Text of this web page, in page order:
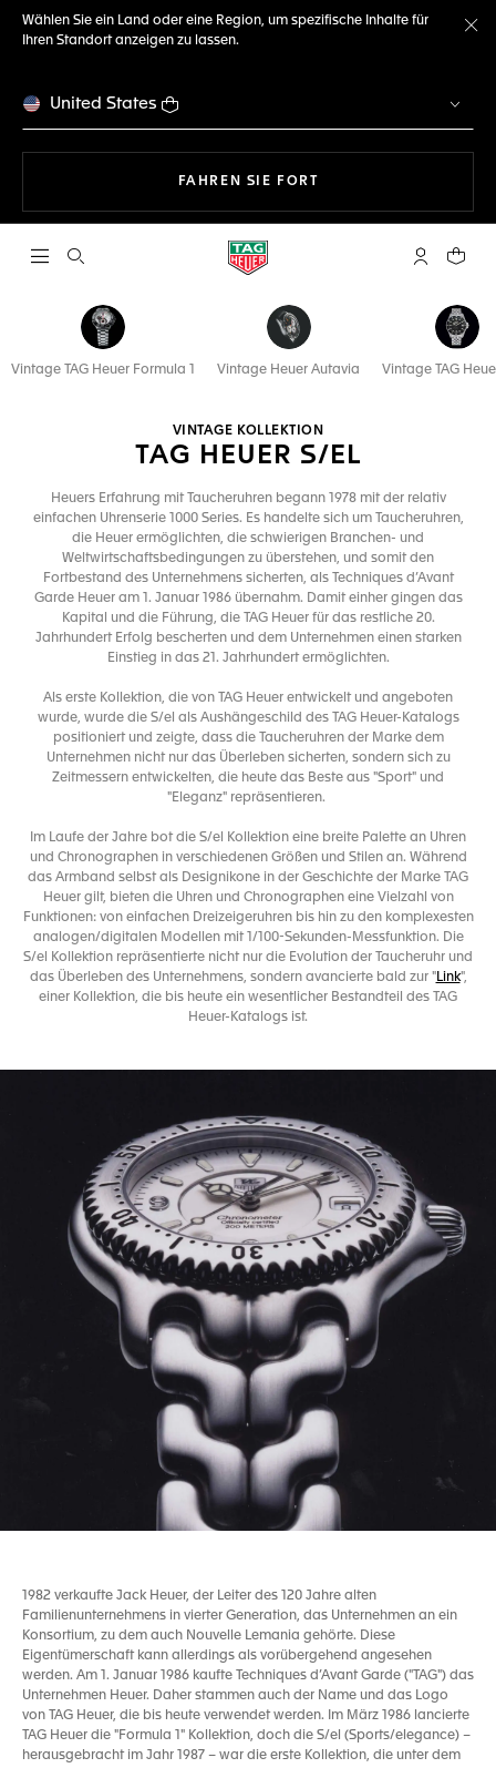
Wählen Sie ein Land oder eine Region, um spezifische Inhalte für
Ihren Standort anzeigen zu lassen.
United States
FAHREN SIE FORTMIT DER NAVIGATION
Suche öffnen My TAG
Ihr
Vintage TAG Heuer Formula 1 Vintage Heuer Autavia Vintage TAG
VINTAGE KOLLEKTION
TAG HEUER S/EL
Heuers Erfahrung mit Taucheruhren begann 1978 mit der relativ
einfachen Uhrenserie 1000 Series. Es handelte sich um Taucheruhren,
die Heuer ermöglichten, die schwierigen Branchen- und
Weltwirtschaftsbedingungen zu überstehen, und somit den
Fortbestand des Unternehmens sicherten, als Techniques d’Avant
Garde Heuer am 1. Januar 1986 übernahm. Damit einher gingen das
Kapital und die Führung, die TAG Heuer für das restliche 20.
Jahrhundert Erfolg bescherten und dem Unternehmen einen starken
Einstieg in das 21. Jahrhundert ermöglichten.
Als erste Kollektion, die von TAG Heuer entwickelt und angeboten
wurde, wurde die S/el als Aushängeschild des TAG Heuer-Katalogs
positioniert und zeigte, dass die Taucheruhren der Marke dem
Unternehmen nicht nur das Überleben sicherten, sondern sich zu
Zeitmessern entwickelten, die heute das Beste aus "Sport" und
"Eleganz" repräsentieren.
Im Laufe der Jahre bot die S/el Kollektion eine breite Palette an Uhren
und Chronographen in verschiedenen Größen und Stilen an. Während
das Armband selbst als Designikone in der Geschichte der Marke TAG
Heuer gilt, bieten die Uhren und Chronographen eine Vielzahl von
Funktionen: von einfachen Dreizeigeruhren bis hin zu den komplexesten
analogen/digitalen Modellen mit 1/100-Sekunden-Messfunktion. Die
S/el Kollektion repräsentierte nicht nur die Evolution der Taucheruhr und
das Überleben des Unternehmens, sondern avancierte bald zur "Link",
einer Kollektion, die bis heute ein wesentlicher Bestandteil des TAG
Heuer-Katalogs ist.
1982 verkaufte Jack Heuer, der Leiter des 120 Jahre alten
Familienunternehmens in vierter Generation, das Unternehmen an ein
Konsortium, zu dem auch Nouvelle Lemania gehörte. Diese
Eigentümerschaft kann allerdings als vorübergehend angesehen
werden. Am 1. Januar 1986 kaufte Techniques d’Avant Garde ("TAG") das
Unternehmen Heuer. Daher stammen auch der Name und das Logo
von TAG Heuer, die bis heute verwendet werden. Im März 1986 lancierte
TAG Heuer die "Formula 1" Kollektion, doch die S/el (Sports/elegance) –
herausgebracht im Jahr 1987 – war die erste Kollektion, die unter dem